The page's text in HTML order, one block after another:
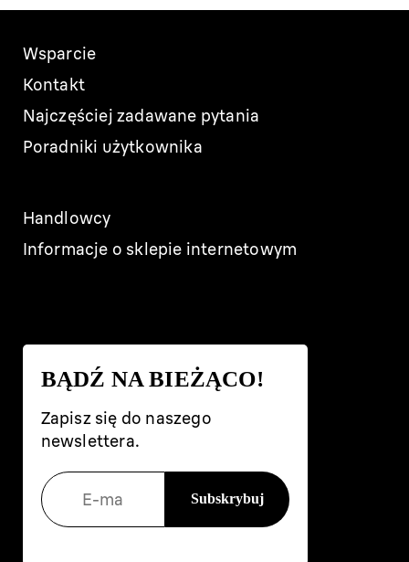
Wsparcie
Kontakt
Najczęściej zadawane pytania
Poradniki użytkownika
Handlowcy
Informacje o sklepie internetowym
BĄDŹ NA BIEŻĄCO!
Zapisz się do naszego
newslettera.